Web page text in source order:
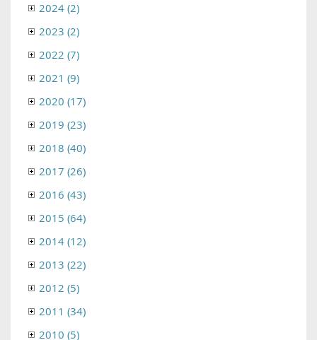
2024 (2)
2023 (2)
2022 (7)
2021 (9)
2020 (17)
2019 (23)
2018 (40)
2017 (26)
2016 (43)
2015 (64)
2014 (12)
2013 (22)
2012 (5)
2011 (34)
2010 (5)